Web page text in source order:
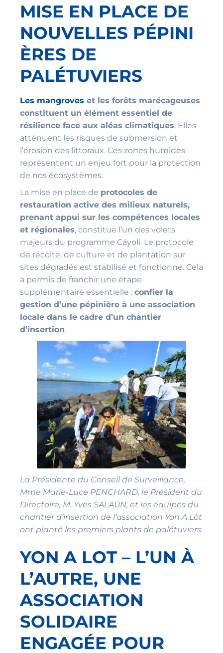
MISE EN PLACE DE
NOUVELLES PÉPINI
ÈRES DE
PALÉTUVIERS
Les mangroves et les forêts marécageuses
constituent un élément essentiel de
résilience face aux aléas climatiques. Elles
atténuent les risques de submersion et
l’érosion des littoraux. Ces zones humides
représentent un enjeu fort pour la protection
de nos écosystèmes.
La mise en place de protocoles de
restauration active des milieux naturels,
prenant appui sur les compétences locales
et régionales, constitue l’un des volets
majeurs du programme Cáyoli. Le protocole
de récolte, de culture et de plantation sur
sites dégradés est stabilisé et fonctionne. Cela
a permis de franchir une étape
supplémentaire essentielle : confier la
gestion d’une pépinière à une association
locale dans le cadre d’un chantier
d’insertion.
La Présidente du Conseil de Surveillance,
Mme Marie-Luce PENCHARD, le Président du
Directoire, M. Yves SALAÜN, et les équipes du
chantier d’insertion de l’association Yon A Lòt
ont planté les premiers plants de palétuviers.
YON A LOT – L’UN À
L’AUTRE, UNE
ASSOCIATION
SOLIDAIRE
ENGAGÉE POUR